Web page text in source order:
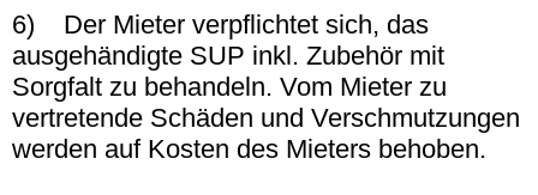
6) Der Mieter verpflichtet sich, das
ausgehändigte SUP inkl. Zubehör mit
Sorgfalt zu behandeln. Vom Mieter zu
vertretende Schäden und Verschmutzungen
werden auf Kosten des Mieters behoben.